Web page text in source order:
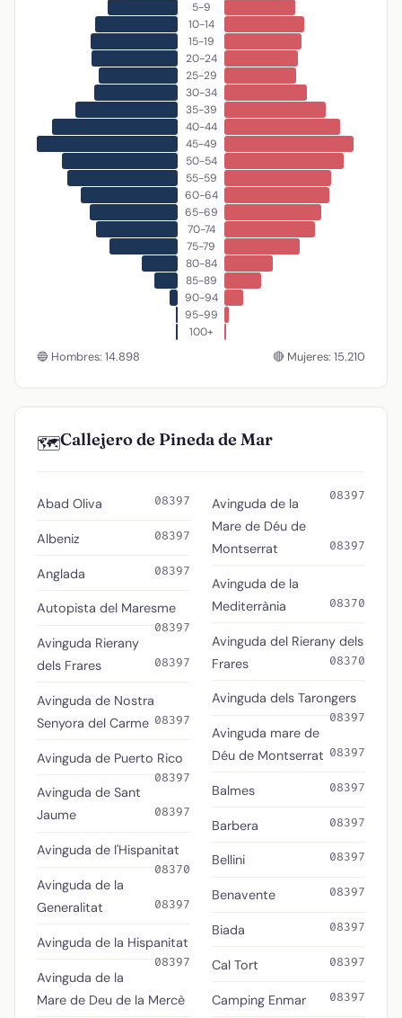
5-9
10-14
15-19
20-24
25-29
30-34
35-39
40-44
45-49
50-54
55-59
60-64
65-69
70-74
75-79
80-84
85-89
90-94
95-99
100+
🔵 Hombres: 14.898 🔴 Mujeres: 15.210
🗺️Callejero de Pineda de Mar
Abad Oliva 08397
Albeniz 08397
Anglada 08397
Autopista del Maresme
08397
Avinguda Rierany
dels Frares
08397
Avinguda de Nostra
Senyora del Carme 08397
Avinguda de Puerto Rico
08397
Avinguda de Sant
Jaume
08397
Avinguda de l'Hispanitat
08370
Avinguda de la
Generalitat
08397
Avinguda de la Hispanitat
08397
Avinguda de la
Mare de Deu de la Mercè
08397
Avinguda de la
Mare de Déu de
Montserrat
08397
Avinguda de la
Mediterrània
08370
Avinguda del Rierany dels
Frares
08370
Avinguda dels Tarongers
08397
Avinguda mare de
Déu de Montserrat 08397
Balmes 08397
Barbera 08397
Bellini 08397
Benavente 08397
Biada 08397
Cal Tort 08397
Camping Enmar 08397